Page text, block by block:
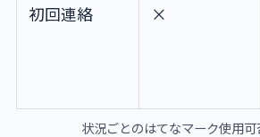
初回連絡
×
状況ごとのはてなマーク使用